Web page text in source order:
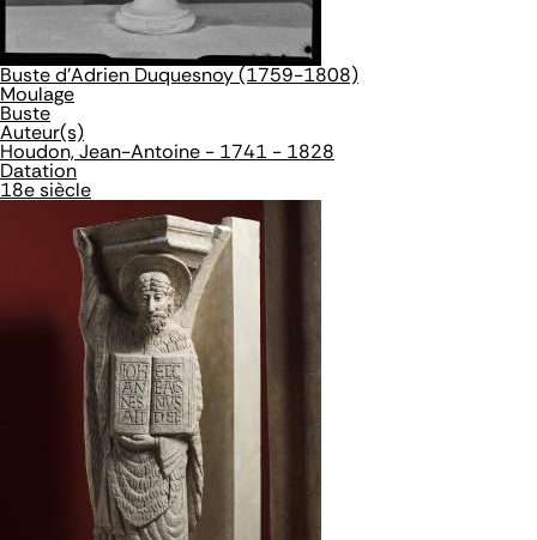
Buste d'Adrien Duquesnoy (1759-1808)
Moulage
Buste
Auteur(s)
Houdon, Jean-Antoine - 1741 - 1828
Datation
18e siècle